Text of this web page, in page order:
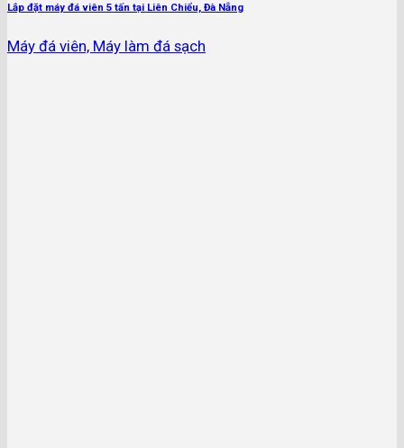
Lắp đặt máy đá viên 5 tấn tại Liên Chiểu, Đà Nẵng
Máy đá viên, Máy làm đá sạch